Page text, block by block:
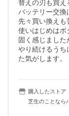
替えの刃も買え
バッテリー交換
先々買い換えも
使いはじめはボ
固く感じました
やり続けるうち
た気がします。
購入したストア
芝生のことなら